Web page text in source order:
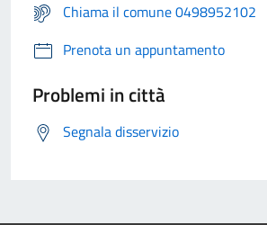
Chiama il comune 0498952102
Prenota un appuntamento
Problemi in città
Segnala disservizio